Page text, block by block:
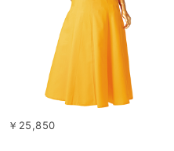
￥25,850